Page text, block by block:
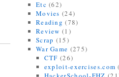
Etc (62)
Movies (24)
Reading (78)
Review (1)
Scrap (15)
War Game (275)
CTF (26)
exploit-exercises.com